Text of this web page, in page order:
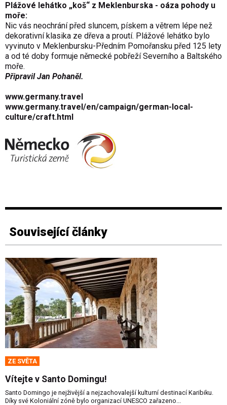
Plážové lehátko „koš“ z Meklenburska - oáza pohody u
moře:
Nic vás neochrání před sluncem, pískem a větrem lépe než
dekorativní klasika ze dřeva a proutí. Plážové lehátko bylo
vyvinuto v Meklenbursku-Předním Pomořansku před 125 lety
a od té doby formuje německé pobřeží Severního a Baltského
moře.
Připravil Jan Pohaněl.
www.germany.travel
www.germany.travel/en/campaign/german-local-
culture/craft.html
Související články
ZE SVĚTA
Vítejte v Santo Domingu!
Santo Domingo je nejživější a nejzachovalejší kulturní destinací Karibiku.
Díky své Koloniální zóně bylo organizací UNESCO zařazeno...